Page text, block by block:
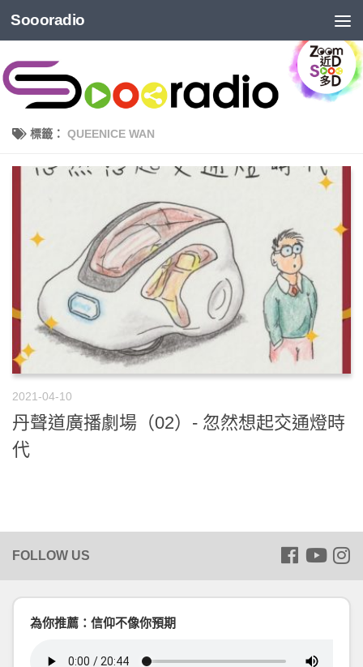
Soooradio
標籤： QUEENICE WAN
2021-04-10
丹聲道廣播劇場（02）- 忽然想起交通燈時
代
為你推薦：信仰不像你預期